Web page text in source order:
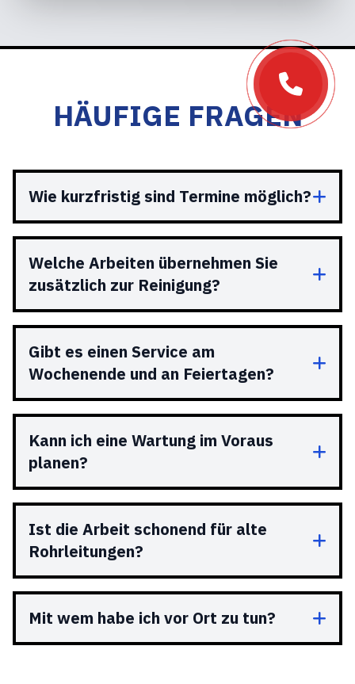
HÄUFIGE FRAGEN
Wie kurzfristig sind Termine möglich?
Welche Arbeiten übernehmen Sie
zusätzlich zur Reinigung?
Gibt es einen Service am
Wochenende und an Feiertagen?
Kann ich eine Wartung im Voraus
planen?
Ist die Arbeit schonend für alte
Rohrleitungen?
Mit wem habe ich vor Ort zu tun?